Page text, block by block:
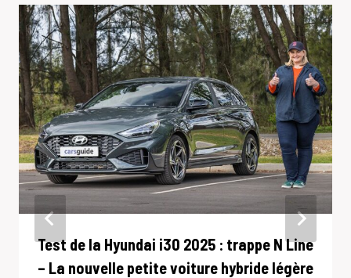
Test de la Hyundai i30 2025 : trappe N Line
– La nouvelle petite voiture hybride légère